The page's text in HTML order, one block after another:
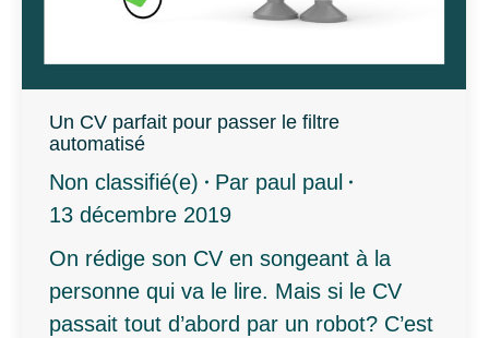
Un CV parfait pour passer le filtre
automatisé
Non classifié(e) Par paul paul
13 décembre 2019
On rédige son CV en songeant à la
personne qui va le lire. Mais si le CV
passait tout d’abord par un robot? C’est